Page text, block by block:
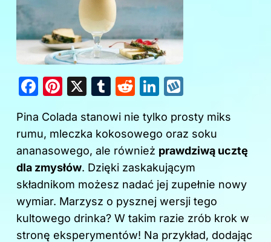
F
c
e
b
o
o
k
Pi
er
e
st
X
T
m
bl
r
R
d
di
t
Li
k
e
dI
n
k
o
p
Pina Colada stanowi nie tylko prosty miks
rumu, mleczka kokosowego oraz soku
ananasowego, ale również prawdziwą ucztę
dla zmysłów. Dzięki zaskakującym
składnikom możesz nadać jej zupełnie nowy
wymiar. Marzysz o pysznej wersji tego
kultowego drinka? W takim razie zrób krok w
stronę eksperymentów! Na przykład, dodając